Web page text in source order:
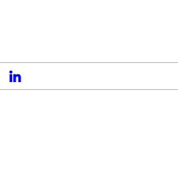
linkedin